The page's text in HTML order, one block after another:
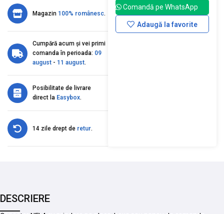
Magazin 100% românesc.
Cumpără acum și vei primi
comanda în perioada: 09
august - 11 august.
Posibilitate de livrare
direct la Easybox.
14 zile drept de retur.
Comandă pe WhatsApp
Adaugă la favorite
DESCRIERE